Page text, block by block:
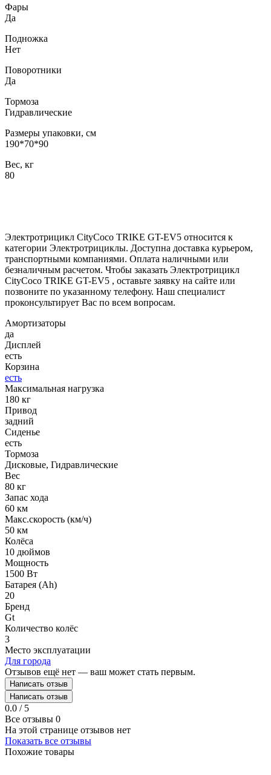
Фары
Да
Подножка
Нет
Поворотники
Да
Тормоза
Гидравлические
Размеры упаковки, см
190*70*90
Вес, кг
80
Электротрицикл CityCoco TRIKE GT-EV5 относится к
категории Электротрициклы. Доступна доставка курьером,
транспортными компаниями. Оплата наличными или
безналичным расчетом. Чтобы заказать Электротрицикл
CityCoco TRIKE GT-EV5 , оставьте заявку на сайте или
позвоните по указанному телефону. Наш специалист
проконсультирует Вас по всем вопросам.
Амортизаторы
да
Дисплей
есть
Корзина
есть
Максимальная нагрузка
180 кг
Привод
задний
Сиденье
есть
Тормоза
Дисковые, Гидравлические
Вес
80 кг
Запас хода
60 км
Макс.скорость (км/ч)
50 км
Колёса
10 дюймов
Мощность
1500 Вт
Батарея (Ah)
20
Бренд
Gt
Количество колёс
3
Место эксплуатации
Для города
Отзывов ещё нет — ваш может стать первым.
Написать отзыв
Написать отзыв
0.0 / 5
Все отзывы 0
На этой странице отзывов нет
Показать все отзывы
Похожие товары